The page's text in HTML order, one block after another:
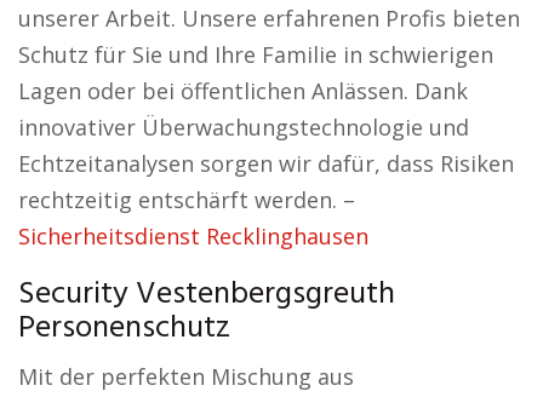
unserer Arbeit. Unsere erfahrenen Profis bieten
Schutz für Sie und Ihre Familie in schwierigen
Lagen oder bei öffentlichen Anlässen. Dank
innovativer Überwachungstechnologie und
Echtzeitanalysen sorgen wir dafür, dass Risiken
rechtzeitig entschärft werden. –
Sicherheitsdienst Recklinghausen
Security Vestenbergsgreuth
Personenschutz
Mit der perfekten Mischung aus